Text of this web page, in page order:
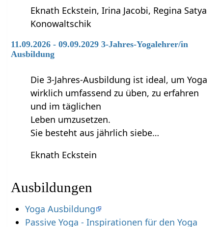
Eknath Eckstein, Irina Jacobi, Regina Satya
Konowaltschik
11.09.2026 - 09.09.2029 3-Jahres-Yogalehrer/in
Ausbildung
Die 3-Jahres-Ausbildung ist ideal, um Yoga
wirklich umfassend zu üben, zu erfahren
und im täglichen
Leben umzusetzen.
Sie besteht aus jährlich siebe…
Eknath Eckstein
Ausbildungen
Yoga Ausbildung
Passive Yoga - Inspirationen für den Yoga